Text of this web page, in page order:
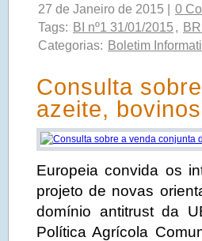
27 de Janeiro de 2015 |
0
Tags: BI nº1 31/01/2015 ,
Categorias: Boletim
Consulta
azeite,
Europeia convida os
projeto de novas
domínio antitrust da
Política Agrícola